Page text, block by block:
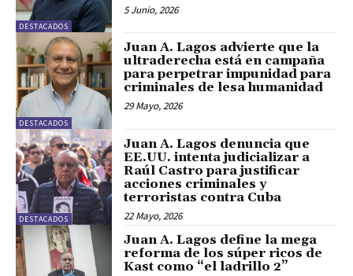
DESTACADOS
5 Junio, 2026
DESTACADOS
Juan A. Lagos advierte que la
ultraderecha está en campaña
para perpetrar impunidad para
criminales de lesa humanidad
29 Mayo, 2026
DESTACADOS
Juan A. Lagos denuncia que
EE.UU. intenta judicializar a
Raúl Castro para justificar
acciones criminales y
terroristas contra Cuba
22 Mayo, 2026
Juan A. Lagos define la mega
reforma de los súper ricos de
Kast como “el ladrillo 2”